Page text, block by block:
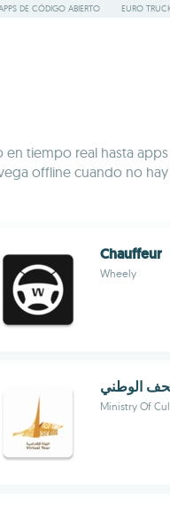
DE CÓDIGO ABIERTO EURO
tiempo real hasta
offline cuando no
Chauffeur
Wheely
الوطني
Ministry Of